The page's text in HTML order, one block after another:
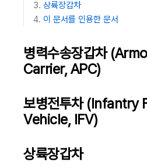
상륙장갑차
이 문서를 인용한 문서
병력수송장갑차
Carrier, APC)
보병전투차 (Infantry
Vehicle, IFV)
상륙장갑차